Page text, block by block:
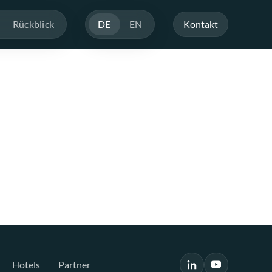
Rückblick DE EN Kontakt
Hotels Partner